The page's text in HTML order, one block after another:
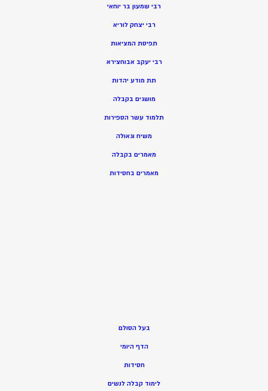
רבי שמעון בר יוחאי
רבי יצחק לוריא
תפיסת המציאות
רבי יעקב אבוחצירא
תת מודע יהדות
מושגים בקבלה
תלמוד עשר הספירות
משיח וגאולה
מאמרים בקבלה
מאמרים בחסידות
בעל הסולם
הדף היומי
חסידות
לימוד קבלה לנשים